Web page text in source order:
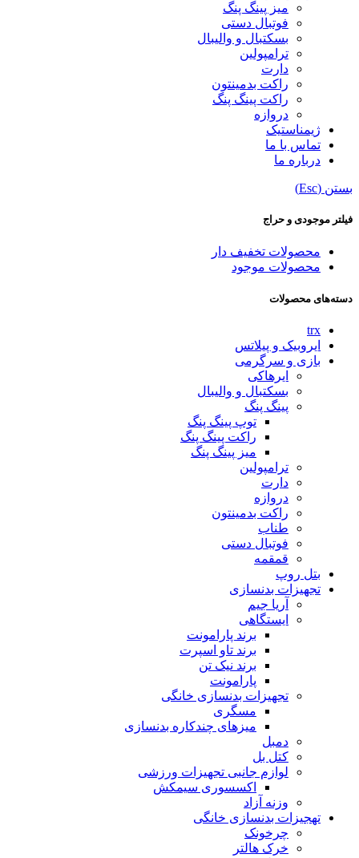
میز پینگ پنگ
فوتبال دستی
بسکتبال و والیبال
ترامپولین
دارت
راکت بدمینتون
راکت پینگ پنگ
دروازه
ژیمناستیک
تماس با ما
درباره ما
بستن (Esc)
فیلتر موجودی و حراج
محصولات تخفیف دار
محصولات موجود
دسته‌های محصولات
trx
ایروبیک و پیلاتس
بازی و سرگرمی
ایرهاکی
بسکتبال و والیبال
پینگ پنگ
توپ پینگ پنگ
راکت پینگ پنگ
میز پینگ پنگ
ترامپولین
دارت
دروازه
راکت بدمینتون
طناب
فوتبال دستی
قمقمه
بتل روپ
تجهیزات بدنسازی
آریا جیم
ایستگاهی
برند پارامونت
برند تاو اسپرت
برند نیک تن
پارامونت
تجهیزات بدنسازی خانگی
مسگری
میزهای چندکاره بدنسازی
دمبل
کتل بل
لوازم جانبی تجهیزات ورزشی
اکسسوری سیمکش
وزنه آزاد
تهجیزات بدنسازی خانگی
چرخونک
خرک هالتر